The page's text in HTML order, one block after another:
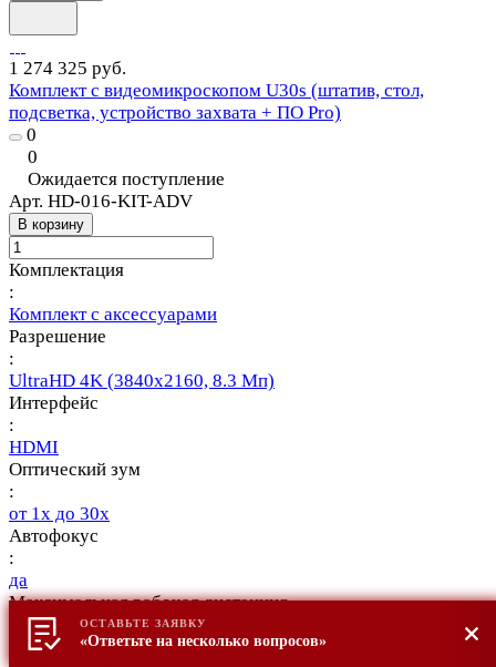
1 274 325 руб.
Комплект с видеомикроскопом U30s (штатив, стол,
подсветка, устройство захвата + ПО Pro)
0
0
Ожидается поступление
Арт. HD-016-KIT-ADV
В корзину
Комплектация
:
Комплект с аксессуарами
Разрешение
:
UltraHD 4K (3840х2160, 8.3 Мп)
Интерфейс
:
HDMI
Оптический зум
:
от 1х до 30х
Автофокус
:
да
Максимальная рабочая дистанция
228мм
ОСТАВЬТЕ ЗАЯВКУ
«Ответьте на несколько вопросов»